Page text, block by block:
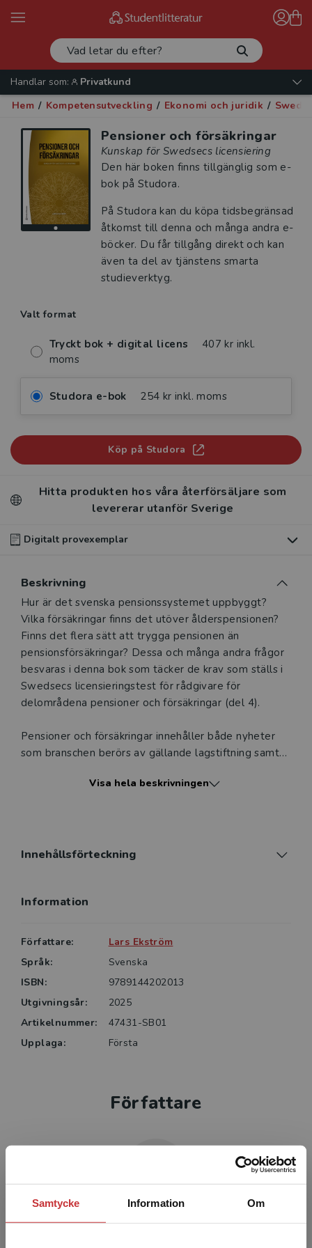
Samtycke Information Om
Handlar som:
Privatkund
Hem / Kompetensutveckling / Ekonomi och juridik /
Pensioner och försäkringar
Kunskap för Swedsecs licensiering
Den här boken finns tillgänglig som e-
bok på Studora.
På Studora kan du köpa tidsbegränsad
åtkomst till denna och många andra e-
böcker. Du får tillgång direkt och kan
även ta del av tjänstens smarta
studieverktyg.
Valt format
Tryckt bok + digital licens
407 kr inkl.
moms
Studora e-bok 254 kr inkl. moms
Köp på Studora
Hitta produkten hos våra återförsäljare som
levererar utanför Sverige
Digitalt provexemplar
digitalt provexemplar av den här produkten
Våra digitala provexemplar tillhandahålls via Studora.se
och ger dig tillgång till boken under 180 dagar. Observera
att erbjudandet endast gäller relevanta produkter för din
undervisning (nivå och ämne) och dig som är verksam i
Sverige. Du kan alltid kontakta vårkundservice
önskar ytterligare information eller har frågor om
Den här produkten kan beställas av lärare på universitet
eller högskola. Om det gäller tjänsteexemplar av en
kursbok på befintlig kurslista hänvisar vi till din
Beskrivning
Beskrivning
Hur är det svenska pensionssystemet uppbyggt?
Vilka försäkringar finns det utöver ålderspensionen?
Finns det flera sätt att trygga pensionen än
pensionsförsäkringar? Dessa och många andra frågor
besvaras i denna bok som täcker de krav som ställs i
Swedsecs licensieringstest för rådgivare för
delområdena pensioner och försäkringar (del 4).
Pensioner och försäkringar innehåller både nyheter
som branschen berörs av gällande lagstiftning samt
av Studentlitteratur 2024) och kan därför med fördel
Visa hela beskrivningen
Innehållsförteckning
Information
Författare:
Lars Ekström
Språk:
Svenska
ISBN:
9789144202013
Utgivningsår:
2025
Artikelnummer:
47431-SB01
Upplaga:
Första
Författare
Lars Ekström